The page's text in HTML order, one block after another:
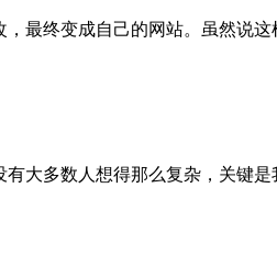
最终变成自己的网站。虽然说
大多数人想得那么复杂，关键